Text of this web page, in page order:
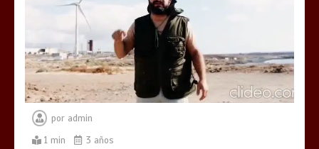
por admin
1 min
3 años